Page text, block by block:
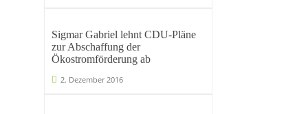
Sigmar Gabriel lehnt CDU-Pläne
zur Abschaffung der
Ökostromförderung ab
2. Dezember 2016